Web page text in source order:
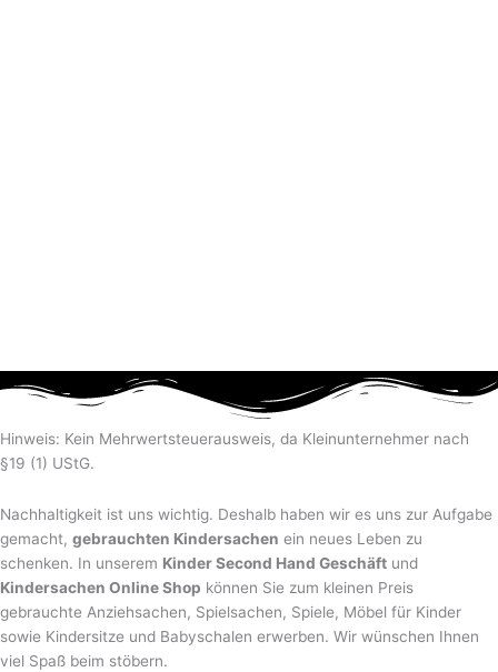
Hinweis: Kein Mehrwertsteuerausweis, da Kleinunternehmer nach
§19 (1) UStG.
Nachhaltigkeit ist uns wichtig. Deshalb haben wir es uns zur Aufgabe
gemacht, gebrauchten Kindersachen ein neues Leben zu
schenken. In unserem Kinder Second Hand Geschäft und
Kindersachen Online Shop können Sie zum kleinen Preis
gebrauchte Anziehsachen, Spiel­sachen, Spiele, Möbel für Kinder
sowie Kindersitze und Babyschalen erwerben. Wir wünschen Ihnen
viel Spaß beim stöbern.